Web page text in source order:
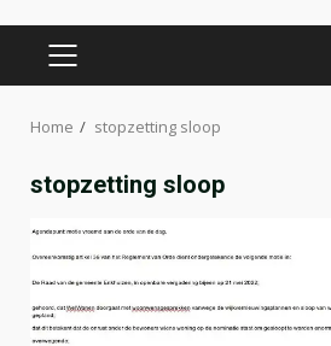
PRIMAIR
Home stopzetting sloop
stopzetting sloop